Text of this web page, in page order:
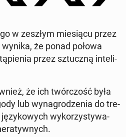
w zeszłym mie­sią­cu przez
że ponad połowa
przez sztucz­ną in­te­li­
że ich twór­czość była
lub wy­na­gro­dze­nia do tre­
wy­ko­rzy­sty­wa­